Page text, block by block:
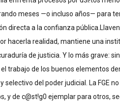
meses —o incluso años— para
directa a la confianza
hacerla realidad, mantiene una
de justicia. Y lo más grave:
trabajo de los buenos elementos
selectivo del poder judicial. La FGE
y de c@st!g0 ejemplar para otros,